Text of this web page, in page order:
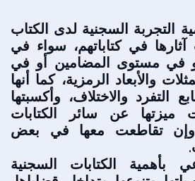
التجربة السجنية لدى الكتاب
في كتاباتهم، سواء في
في مستوى المضامين أو في
والأبعاد الرمزية، كما أنها
التفرد والاختلاف، وأكسبتها
عن سائر الكتابات
وإن تقاطعت معها في بعض
بأهمية الكتابات السجنية